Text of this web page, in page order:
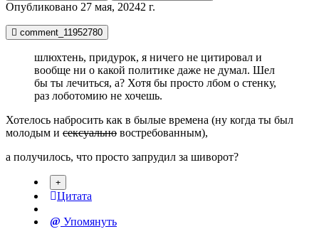
Опубликовано 27 мая, 20242 г.
comment_11952780
шлюхтень, придурок, я ничего не цитировал и
вообще ни о какой политике даже не думал. Шел
бы ты лечиться, а? Хотя бы просто лбом о стенку,
раз лоботомию не хочешь.
Хотелось набросить как в былые времена (ну когда ты был
молодым и сексуально востребованным),
а получилось, что просто запрудил за шиворот?
Цитата
Упомянуть